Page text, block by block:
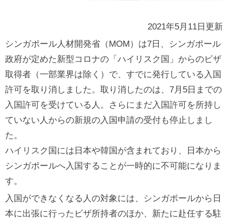
2021年5月11日更新
シンガポール人材開発省（MOM）は7日、シンガポール
政府が定めた新型コロナの「ハイリスク国」からのビザ
取得者（一部業界は除く）で、すでに発行している入国
許可を取り消しました。取り消したのは、7月5日までの
入国許可を受けている人。さらにまだ入国許可を所持し
ていない人からの新規の入国申請の受付も停止しまし
た。
ハイリスク国には日本や韓国が含まれており、日本から
シンガポールへ入国することが一時的に不可能になりま
す。
入国ができなくなる人の対象には、シンガポールから日
本に出張に行ったビザ所持者のほか、新たに赴任する駐